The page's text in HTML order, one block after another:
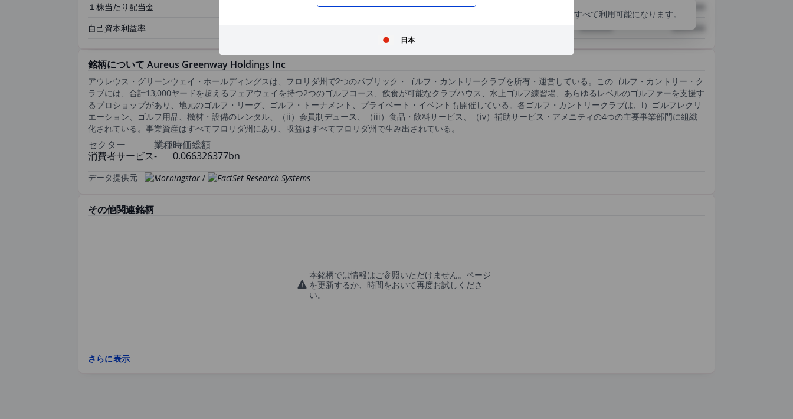
日本
１株当たり配当金
XXXXXXX
自己資本利益率
XXXXXXX XXXXXXX
で、高機能チャートや優れた分析ツールがすべて利用可能になります。
銘柄について Aureus Greenway Holdings Inc
アウレウス・グリーンウェイ・ホールディングスは、フロリダ州で2つのパブリック・ゴルフ・カントリークラブを所有・運営している。このゴルフ・カントリー・ク
ラブには、合計13,000ヤードを超えるフェアウェイを持つ2つのゴルフコース、飲食が可能なクラブハウス、水上ゴルフ練習場、あらゆるレベルのゴルファーを支援す
るプロショップがあり、地元のゴルフ・リーグ、ゴルフ・トーナメント、プライベート・イベントも開催している。各ゴルフ・カントリークラブは、i）ゴルフレクリ
エーション、ゴルフ用品、機材・設備のレンタル、（ii）会員制デュース、（iii）食品・飲料サービス、（iv）補助サービス・アメニティの4つの主要事業部門に組織
化されている。事業資産はすべてフロリダ州にあり、収益はすべてフロリダ州で生み出されている。
セクター
消費者サービス
業種
-
時価総額
0.066326377bn
データ提供元 /
その他関連銘柄
本銘柄では情報はご参照いただけません。ページ
を更新するか、時間をおいて再度お試しくださ
い。
さらに表示